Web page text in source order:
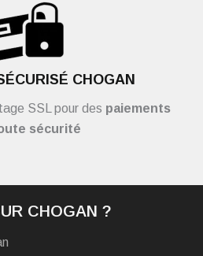
CHOGAN
SSL pour des paiements
sécurité
CHOGAN ?